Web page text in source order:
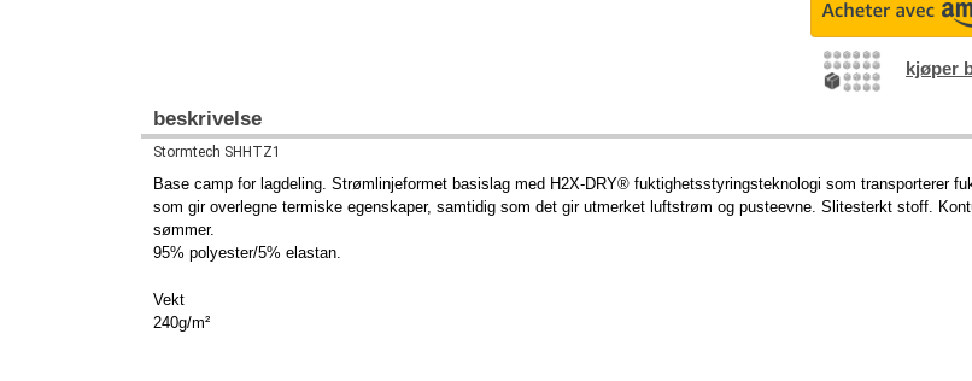
kjøper
beskrivelse
Stormtech SHHTZ1
Base camp for lagdeling. Strømlinjeformet basislag med H2X-DRY® fuktighetsstyringsteknologi som transporterer
som gir overlegne termiske egenskaper, samtidig som det gir utmerket luftstrøm og pusteevne. Slitesterkt stoff.
sømmer.
95% polyester/5% elastan.
Vekt
240g/m²